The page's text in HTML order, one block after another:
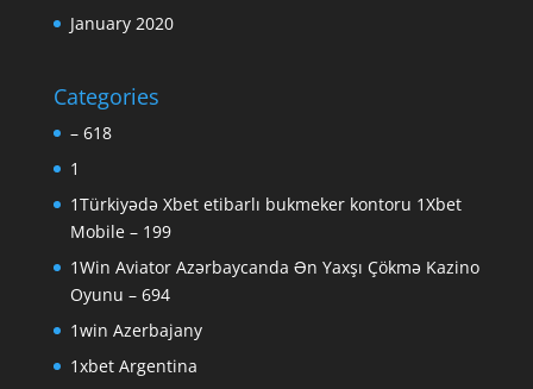
January 2020
Categories
– 618
1
1Türkiyədə Xbet etibarlı bukmeker kontoru 1Xbet
Mobile – 199
1Win Aviator Azərbaycanda Ən Yaxşı Çökmə Kazino
Oyunu – 694
1win Azerbajany
1xbet Argentina